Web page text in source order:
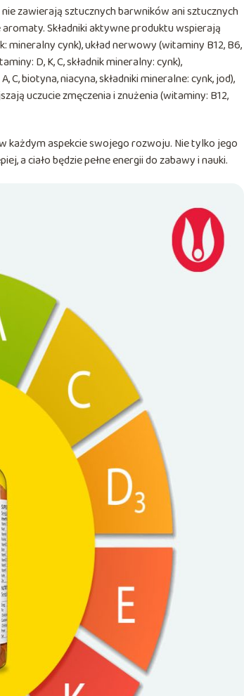
zawierają sztucznych barwników ani sztucznych
Składniki aktywne produktu wspierają
mineralny cynk), układ nerwowy (witaminy B12, B6,
D, K, C, składnik mineralny: cynk),
biotyna, niacyna, składniki mineralne: cynk, jod),
uczucie zmęczenia i znużenia (witaminy: B12,
każdym aspekcie swojego rozwoju. Nie tylko jego
a ciało będzie pełne energii do zabawy i nauki.